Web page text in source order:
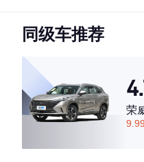
4.74
·外观表现一般，低于54%同
·内饰表现较为优秀，优于
·空间表现较为优秀，优于
同级车推荐
荣